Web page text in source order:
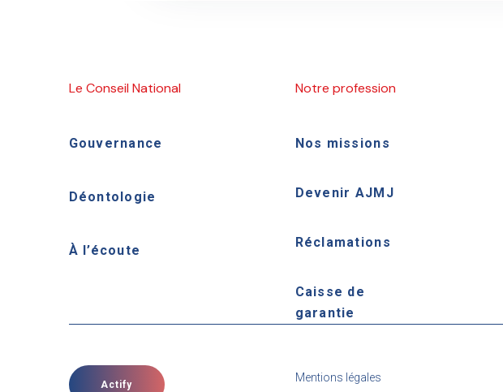
Le Conseil National
Gouvernance
Déontologie
À l’écoute
Notre profession
Nos missions
Devenir AJMJ
Réclamations
Caisse de
garantie
Actify
Mentions légales